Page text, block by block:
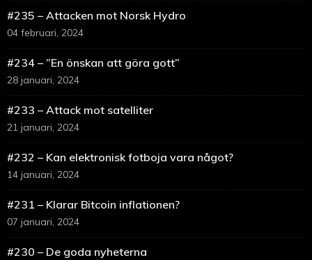
#235 – Attacken mot Norsk Hydro
04 februari, 2024
#234 – ”En önskan att göra gott”
28 januari, 2024
#233 – Attack mot satelliter
21 januari, 2024
#232 – Kan elektronisk fotboja vara något?
14 januari, 2024
#231 – Klarar Bitcoin inflationen?
07 januari, 2024
#230 – De goda nyheterna